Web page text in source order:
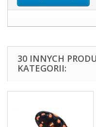
30 INNYCH
KATEGORII: